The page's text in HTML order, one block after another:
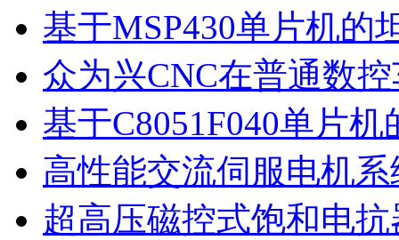
基于MSP430单片机的
众为兴CNC在普通数
基于C8051F040单片机
高性能交流伺服电机系
超高压磁控式饱和电抗